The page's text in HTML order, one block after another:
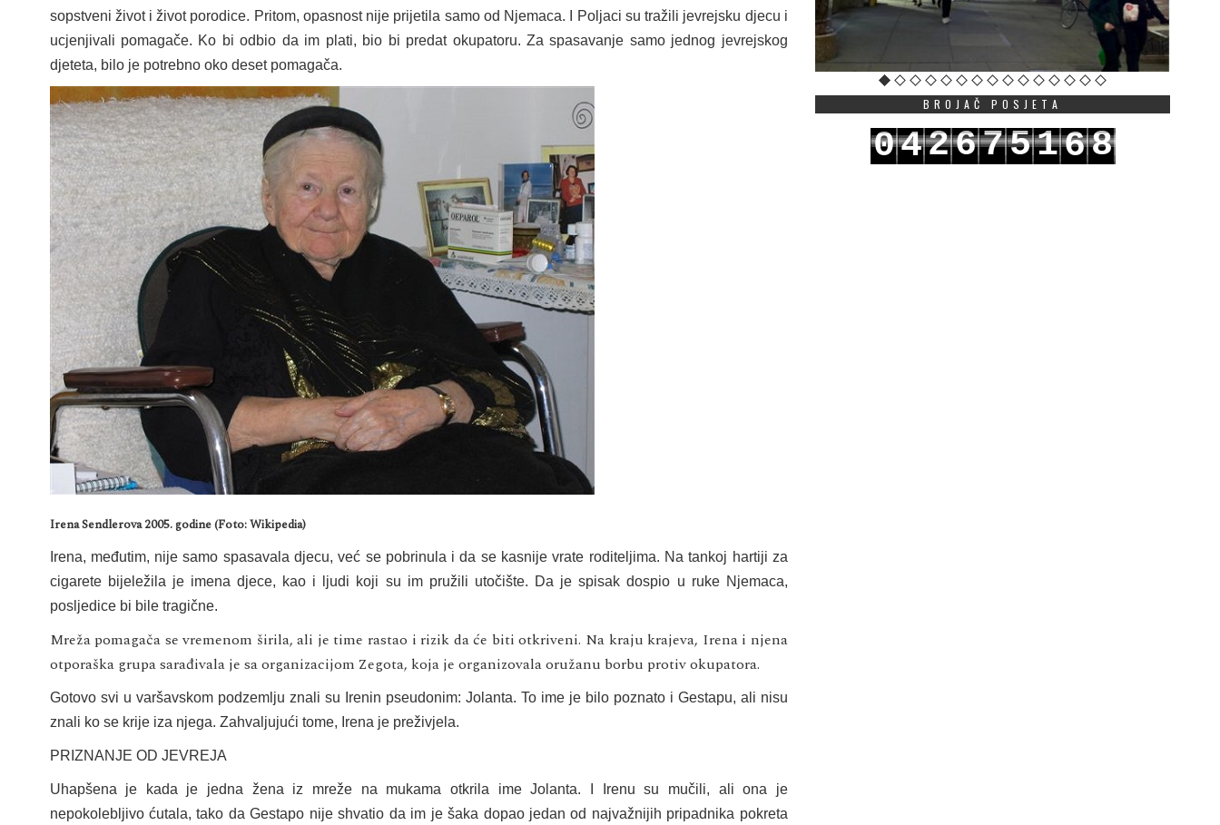
sopstveni život i život porodice. Pritom, opasnost nije prijetila samo od Njemaca. I Poljaci su tražili jevrejsku djecu i
ucjenjivali pomagače. Ko bi odbio da im plati, bio bi predat okupatoru. Za spasavanje samo jednog jevrejskog
djeteta, bilo je potrebno oko deset pomagača.
Irena Sendlerova 2005. godine (Foto: Wikipedia)
Irena, međutim, nije samo spasavala djecu, već se pobrinula i da se kasnije vrate roditeljima. Na tankoj hartiji za
cigarete bijeležila je imena djece, kao i ljudi koji su im pružili utočište. Da je spisak dospio u ruke Njemaca,
posljedice bi bile tragične.
Mreža pomagača se vremenom širila, ali je time rastao i rizik da će biti otkriveni. Na kraju krajeva, Irena i njena
otporaška grupa sarađivala je sa organizacijom Zegota, koja je organizovala oružanu borbu protiv okupatora.
Gotovo svi u varšavskom podzemlju znali su Irenin pseudonim: Jolanta. To ime je bilo poznato i Gestapu, ali nisu
znali ko se krije iza njega. Zahvaljujući tome, Irena je preživjela.
PRIZNANJE OD JEVREJA
Uhapšena je kada je jedna žena iz mreže na mukama otkrila ime Jolanta. I Irenu su mučili, ali ona je
nepokolebljivo ćutala, tako da Gestapo nije shvatio da im je šaka dopao jedan od najvažnijih pripadnika pokreta
BROJAČ POSJETA
042675168